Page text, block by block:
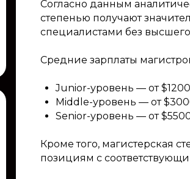
Согласно данным
степенью получают
специалистами без
Средние зарплаты
Junior-уровень — от
Middle-уровень — от
Senior-уровень — от
Кроме того, магистерская
позициям с